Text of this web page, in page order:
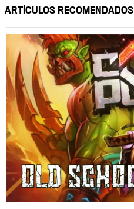
ARTÍCULOS RECOMENDADOS